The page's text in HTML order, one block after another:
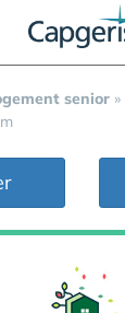
senior »